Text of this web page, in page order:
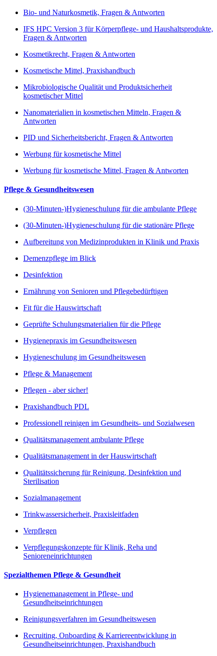
Bio- und Naturkosmetik, Fragen & Antworten
IFS HPC Version 3 für Körperpflege- und Haushaltsprodukte,
Fragen & Antworten
Kosmetikrecht, Fragen & Antworten
Kosmetische Mittel, Praxishandbuch
Mikrobiologische Qualität und Produktsicherheit
kosmetischer Mittel
Nanomaterialien in kosmetischen Mitteln, Fragen &
Antworten
PID und Sicherheitsbericht, Fragen & Antworten
Werbung für kosmetische Mittel
Werbung für kosmetische Mittel, Fragen & Antworten
Pflege & Gesundheitswesen
(30-Minuten-)Hygieneschulung für die ambulante Pflege
(30-Minuten-)Hygieneschulung für die stationäre Pflege
Aufbereitung von Medizinprodukten in Klinik und Praxis
Demenzpflege im Blick
Desinfektion
Ernährung von Senioren und Pflegebedürftigen
Fit für die Hauswirtschaft
Geprüfte Schulungsmaterialien für die Pflege
Hygienepraxis im Gesundheitswesen
Hygieneschulung im Gesundheitswesen
Pflege & Management
Pflegen - aber sicher!
Praxishandbuch PDL
Professionell reinigen im Gesundheits- und Sozialwesen
Qualitätsmanagement ambulante Pflege
Qualitätsmanagement in der Hauswirtschaft
Qualitätssicherung für Reinigung, Desinfektion und
Sterilisation
Sozialmanagement
Trinkwassersicherheit, Praxisleitfaden
Verpflegen
Verpflegungskonzepte für Klinik, Reha und
Senioreneinrichtungen
Spezialthemen Pflege & Gesundheit
Hygienemanagement in Pflege- und
Gesundheitseinrichtungen
Reinigungsverfahren im Gesundheitswesen
Recruiting, Onboarding & Karriereentwicklung in
Gesundheitseinrichtungen, Praxishandbuch